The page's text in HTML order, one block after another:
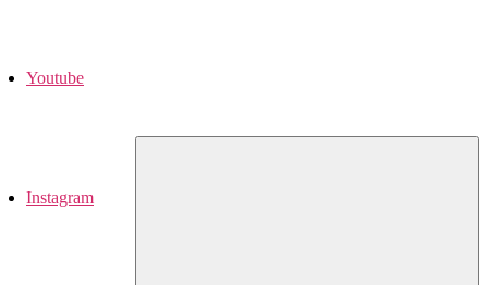
Youtube
Instagram